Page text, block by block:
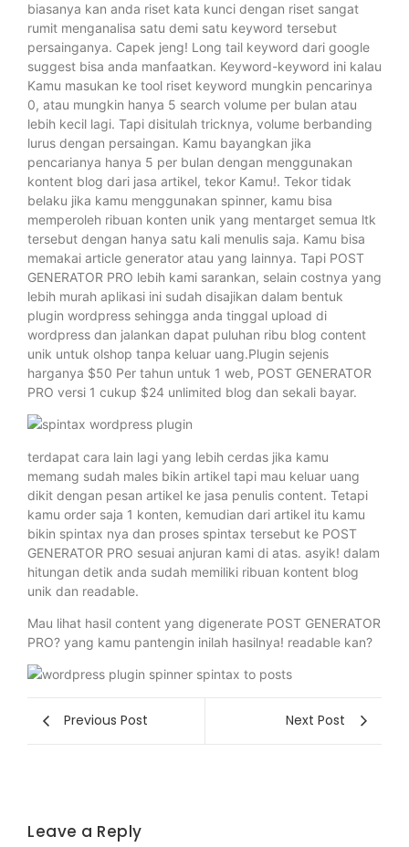
biasanya kan anda riset kata kunci dengan riset sangat
rumit menganalisa satu demi satu keyword tersebut
persainganya. Capek jeng! Long tail keyword dari google
suggest bisa anda manfaatkan. Keyword-keyword ini kalau
Kamu masukan ke tool riset keyword mungkin pencarinya
0, atau mungkin hanya 5 search volume per bulan atau
lebih kecil lagi. Tapi disitulah tricknya, volume berbanding
lurus dengan persaingan. Kamu bayangkan jika
pencarianya hanya 5 per bulan dengan menggunakan
kontent blog dari jasa artikel, tekor Kamu!. Tekor tidak
belaku jika kamu menggunakan spinner, kamu bisa
memperoleh ribuan konten unik yang mentarget semua ltk
tersebut dengan hanya satu kali menulis saja. Kamu bisa
memakai article generator atau yang lainnya. Tapi POST
GENERATOR PRO lebih kami sarankan, selain costnya yang
lebih murah aplikasi ini sudah disajikan dalam bentuk
plugin wordpress sehingga anda tinggal upload di
wordpress dan jalankan dapat puluhan ribu blog content
unik untuk olshop tanpa keluar uang.Plugin sejenis
harganya $50 Per tahun untuk 1 web, POST GENERATOR
PRO versi 1 cukup $24 unlimited blog dan sekali bayar.
terdapat cara lain lagi yang lebih cerdas jika kamu
memang sudah males bikin artikel tapi mau keluar uang
dikit dengan pesan artikel ke jasa penulis content. Tetapi
kamu order saja 1 konten, kemudian dari artikel itu kamu
bikin spintax nya dan proses spintax tersebut ke POST
GENERATOR PRO sesuai anjuran kami di atas. asyik! dalam
hitungan detik anda sudah memiliki ribuan kontent blog
unik dan readable.
Mau lihat hasil content yang digenerate POST GENERATOR
PRO? yang kamu pantengin inilah hasilnya! readable kan?
Previous Post Next Post
Leave a Reply